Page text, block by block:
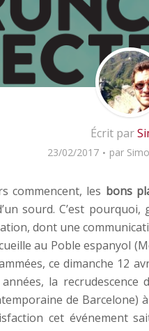
Écrit par
23/02/2017 par
commencent, les bons
sourd. C’est
dont une
au Poble espanyol
ce dimanche 12
la recrudescence
de Barcelone)
cet événement